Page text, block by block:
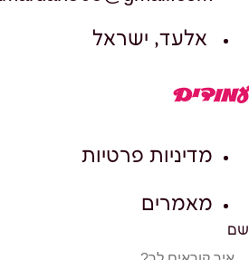
אלעד, ישראל
עמודים
מדיניות פרטיות
מאמרים
שם